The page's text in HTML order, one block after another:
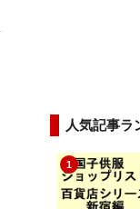
人気記事ラ
1